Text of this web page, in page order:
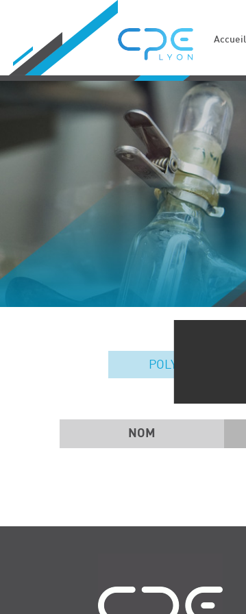
Accueil
POLYMÈRES
NOM
Cookies management panel